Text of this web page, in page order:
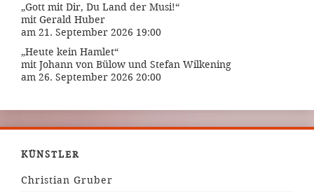
„Gott mit Dir, Du Land der Musi!“
mit Gerald Huber
am 21. September 2026 19:00
„Heute kein Hamlet“
mit Johann von Bülow und Stefan Wilkening
am 26. September 2026 20:00
KÜNSTLER
Christian Gruber